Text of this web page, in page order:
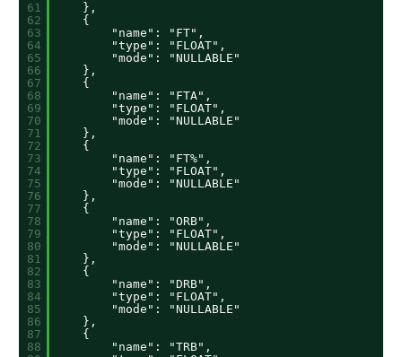
61
62
63
64
65
66
67
68
69
70
71
72
73
74
75
76
77
78
79
80
81
82
83
84
85
86
87
88
},
{
"name": "FT",
"type": "FLOAT",
"mode": "NULLABLE"
},
{
"name": "FTA",
"type": "FLOAT",
"mode": "NULLABLE"
},
{
"name": "FT%",
"type": "FLOAT",
"mode": "NULLABLE"
},
{
"name": "ORB",
"type": "FLOAT",
"mode": "NULLABLE"
},
{
"name": "DRB",
"type": "FLOAT",
"mode": "NULLABLE"
},
{
"name": "TRB",